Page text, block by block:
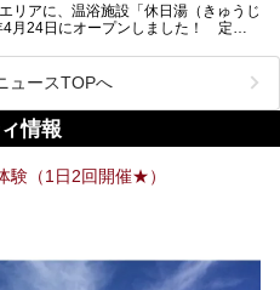
泉をご紹介。温泉地の概要や泉質解説
可能な全３施設の紹介・周辺観光・ア
リアに、温浴施設「休日湯（きゅうじ
月24日にオープンしました！ 定山
ウナの「休日湯」・ラウンジの「THE
グルメ「休日洋麺店」・ホテル「エク
ル」で構成された、まさに大人の癒し
ビルヂング」の魅力を5つのポイント
ュースTOPへ
情報
験（1日2回開催★）